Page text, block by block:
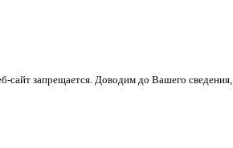
сайт запрещается. Доводим до Вашего